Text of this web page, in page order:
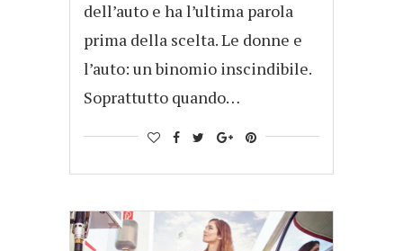
dell’auto e ha l’ultima parola
prima della scelta. Le donne e
l’auto: un binomio inscindibile.
Soprattutto quando…